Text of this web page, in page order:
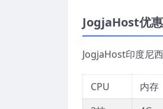
JogjaHost优
JogjaHost印度尼
CPU 内存